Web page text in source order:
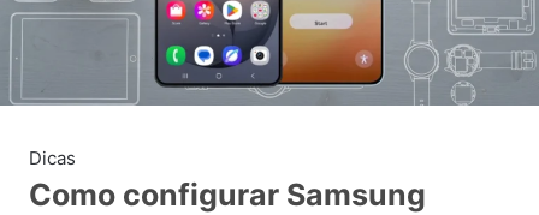
Dicas
Como configurar Samsung